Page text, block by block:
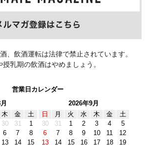
、飲酒運転は法律で禁止されています。
授乳期の飲酒はやめましょう。
営業日カレンダー
木 金
土
30 31
1
6 7
8
13 14 15
2026年9月
日
月 火 水 木 金
土
30
31 1 2 3 4
5
6
7 8 9 10 11
12
13
14 15 16 17 18 19